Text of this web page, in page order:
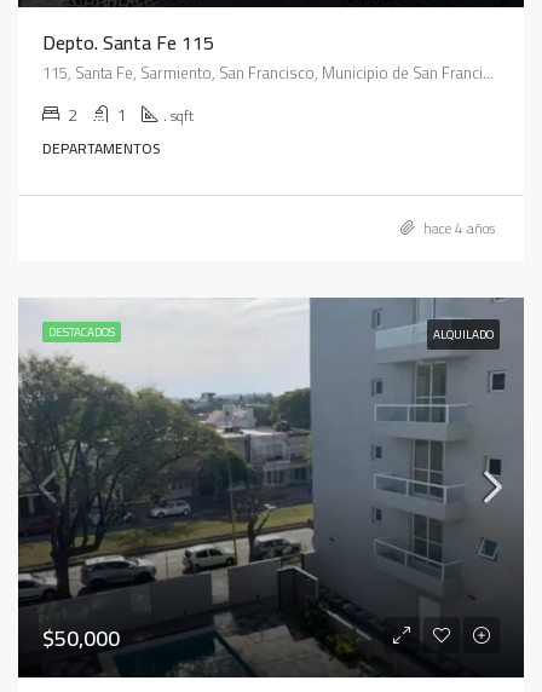
Depto. Santa Fe 115
115, Santa Fe, Sarmiento, San Francisco, Municipio de San Francisco, Pedanía Juárez Celman, Departamento San Justo, Córdoba, X2400, Argentina
2 1 .sqft
DEPARTAMENTOS
hace 4 años
DESTACADOS ALQUILADO
$50,000